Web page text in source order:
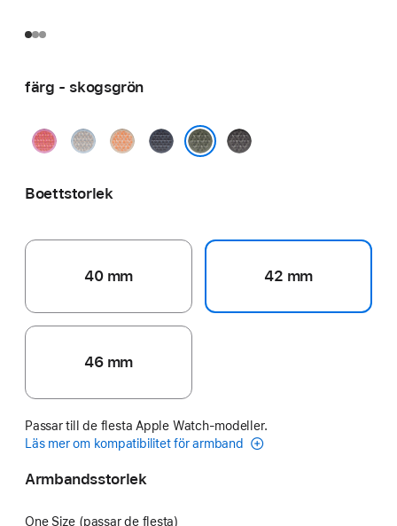
färg - skogsgrön
klar
blått
cantaloupe
ankarblå mörkgrå
Boettstorlek
40 mm 42 mm
46 mm
Passar till de flesta Apple Watch-modeller.
Läs mer om kompatibilitet för armband
Armbandsstorlek
One Size (passar de flesta)